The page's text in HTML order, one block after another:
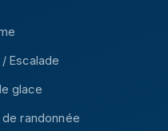
Escalade
glace
randonnée